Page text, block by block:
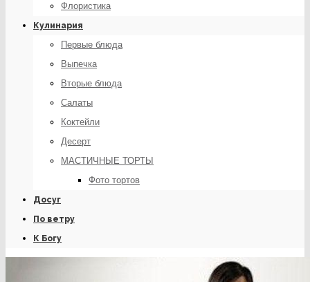
Флористика
Кулинария
Первые блюда
Выпечка
Вторые блюда
Салаты
Коктейли
Десерт
МАСТИЧНЫЕ ТОРТЫ
Фото тортов
Досуг
По ветру
К Богу